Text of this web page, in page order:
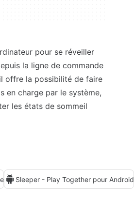
pour se réveiller
la ligne de commande
offre la possibilité de faire
en charge par le système,
les états de sommeil
Sleeper - Play Together pour Android